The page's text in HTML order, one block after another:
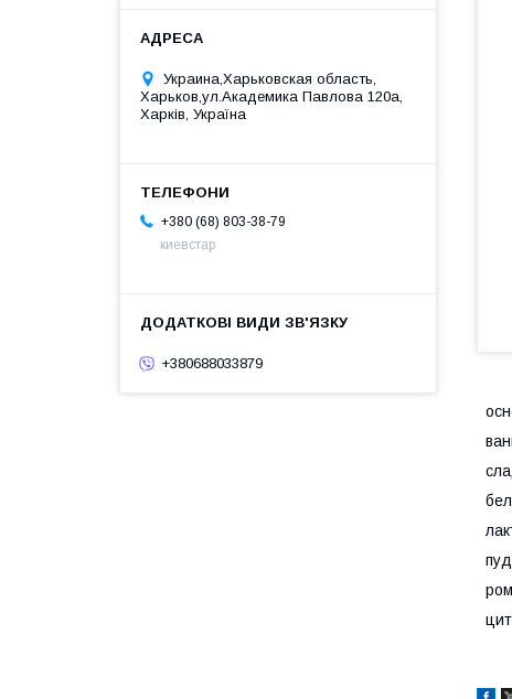
Украина,Харьковская область,
Харьков,ул.Академика Павлова 120а,
Харків, Україна
+380 (68) 803-38-79
киевстар
+380688033879